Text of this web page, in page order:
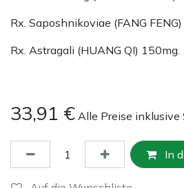
Rx. Saposhnikoviae (FANG
Rx. Astragali (HUANG QI) 150mg.
33,91 € Alle Preise inklusive
In